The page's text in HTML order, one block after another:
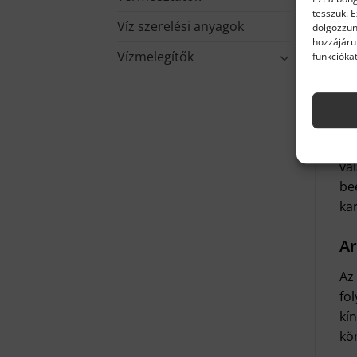
tesszük.
Víz szerelési anyagok
Vízmelegítők
Az